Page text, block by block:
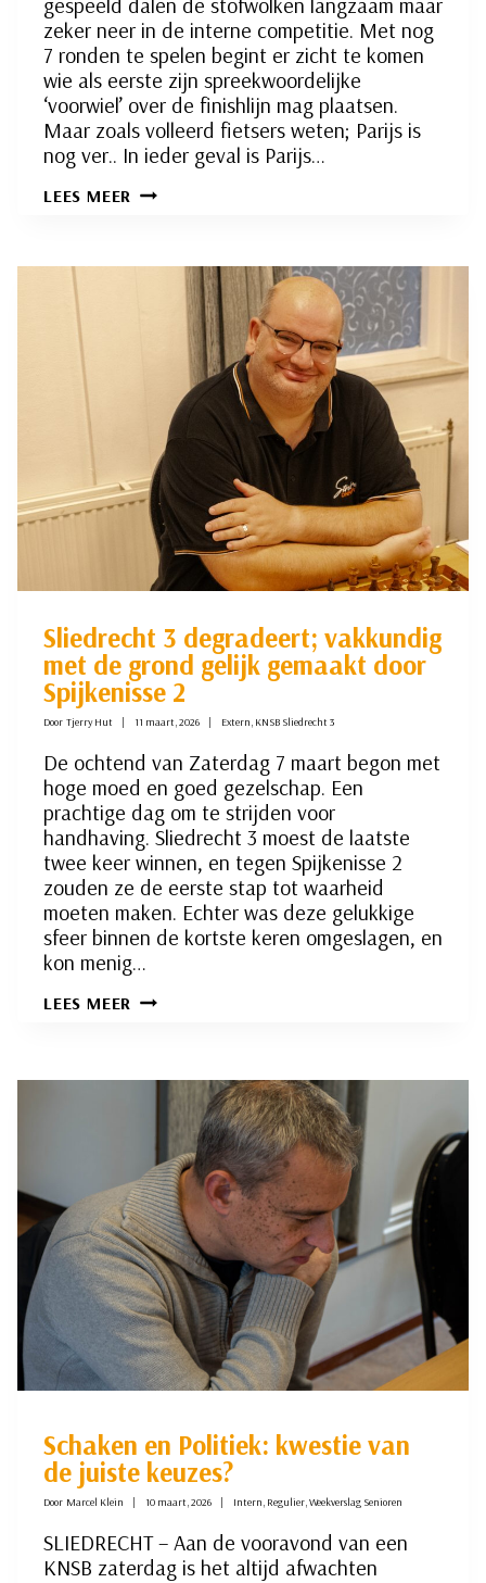
zeker neer in de interne competitie. Met nog
7 ronden te spelen begint er zicht te komen
wie als eerste zijn spreekwoordelijke
‘voorwiel’ over de finishlijn mag plaatsen.
Maar zoals volleerd fietsers weten; Parijs is
nog ver.. In ieder geval is Parijs…
LEES MEER INTERNE
IETS
PARIJS…
VERSLAG
WIELERWEDSTRIJD
SLIEDRECHT
PARIJS
Sliedrecht 3 degradeert; vakkundig
met de grond gelijk gemaakt door
Spijkenisse 2
Door Tjerry Hut 11 maart, 2026 Extern, KNSB Sliedrecht 3
De ochtend van Zaterdag 7 maart begon met
hoge moed en goed gezelschap. Een
prachtige dag om te strijden voor
handhaving. Sliedrecht 3 moest de laatste
twee keer winnen, en tegen Spijkenisse 2
zouden ze de eerste stap tot waarheid
moeten maken. Echter was deze gelukkige
sfeer binnen de kortste keren omgeslagen, en
kon menig…
LEES MEER SLIEDRECHT
MET
GEMAAKT
DOOR
SPIJKENISSE
2
Schaken en Politiek: kwestie van
de juiste keuzes?
Door Marcel Klein 10 maart, 2026 Intern, Regulier,Weekverslag Senioren
SLIEDRECHT – Aan de vooravond van een
KNSB zaterdag is het altijd afwachten